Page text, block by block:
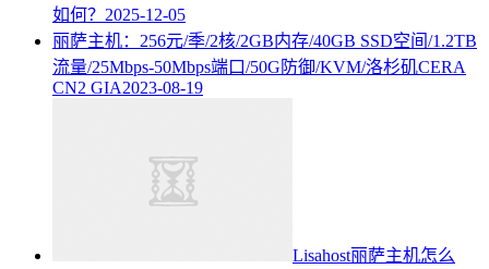
如何？ 2025-12-05
丽萨主机：256元/季/2核/2GB内存/40GB SSD空间/1.2TB
流量/25Mbps-50Mbps端口/50G防御/KVM/洛杉矶CERA
CN2 GIA2023-08-19
Lisahost丽萨主机怎么